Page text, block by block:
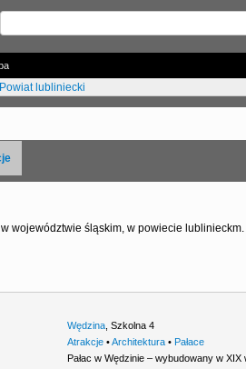
Powiat lubliniecki
województwie śląskim, w powiecie lublinieckm.
Wędzina ,Szkolna 4
Atrakcje •Architektura • Pałace
Pałac w Wędzinie – wybudowany w